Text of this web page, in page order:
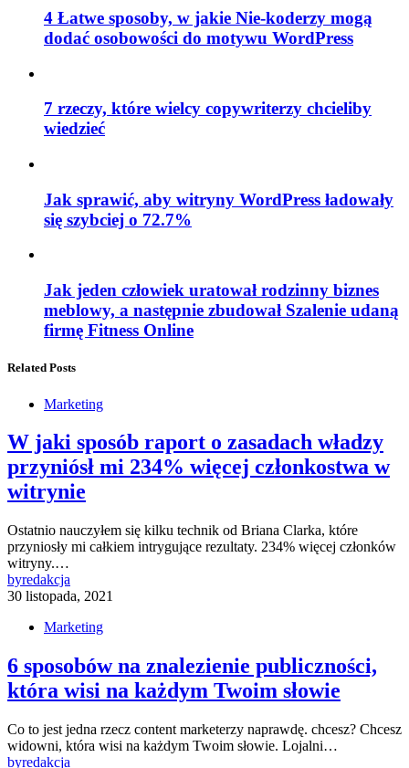
4 Łatwe sposoby, w jakie Nie-koderzy mogą
dodać osobowości do motywu WordPress
7 rzeczy, które wielcy copywriterzy chcieliby
wiedzieć
Jak sprawić, aby witryny WordPress ładowały
się szybciej o 72.7%
Jak jeden człowiek uratował rodzinny biznes
meblowy, a następnie zbudował Szalenie udaną
firmę Fitness Online
Related Posts
Marketing
W jaki sposób raport o zasadach władzy
przyniósł mi 234% więcej członkostwa w
witrynie
Ostatnio nauczyłem się kilku technik od Briana Clarka, które
przyniosły mi całkiem intrygujące rezultaty. 234% więcej członków
witryny.…
byredakcja
30 listopada, 2021
Marketing
6 sposobów na znalezienie publiczności,
która wisi na każdym Twoim słowie
Co to jest jedna rzecz content marketerzy naprawdę. chcesz? Chcesz
widowni, która wisi na każdym Twoim słowie. Lojalni…
byredakcja